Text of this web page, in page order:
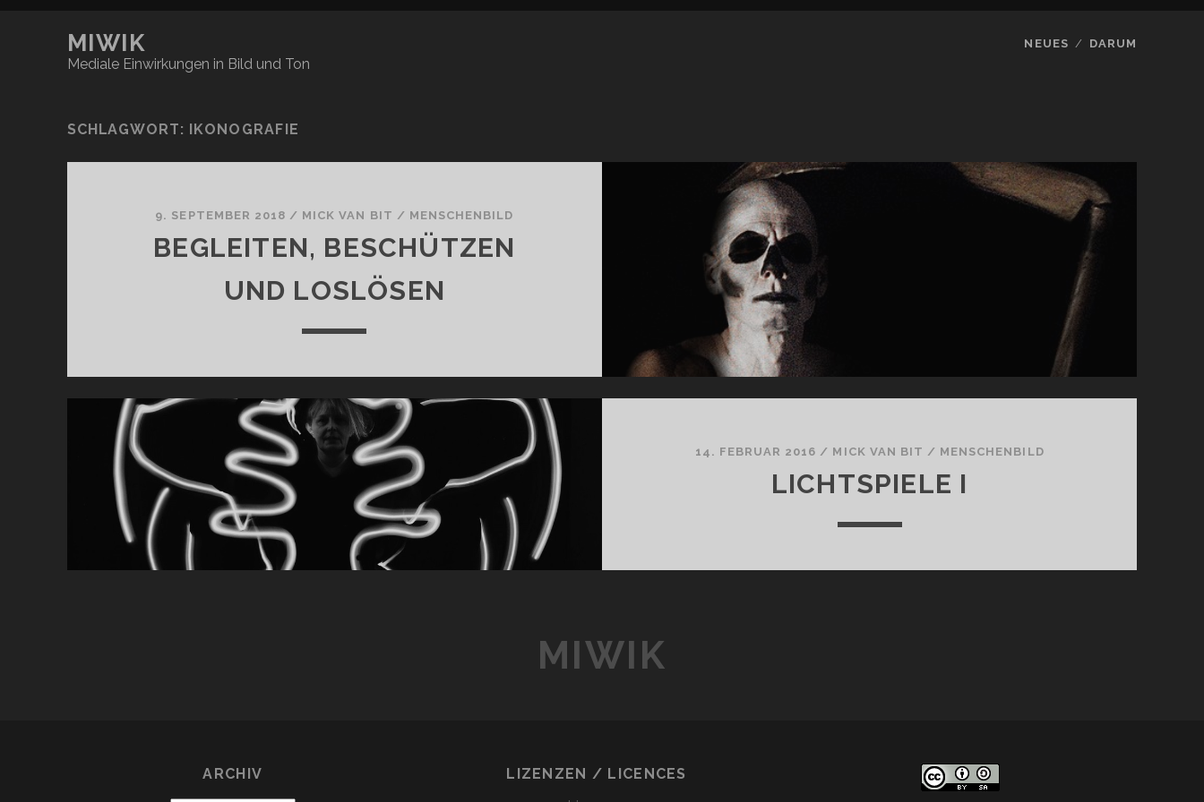
MIWIK
Mediale Einwirkungen in Bild und Ton
NEUES DARUM
SCHLAGWORT: IKONOGRAFIE
9. SEPTEMBER 2018 / MICK VAN BIT / MENSCHENBILD
BEGLEITEN, BESCHÜTZEN
UND LOSLÖSEN
14. FEBRUAR 2016 / MICK VAN BIT / MENSCHENBILD
LICHTSPIELE I
MIWIK
ARCHIV
LIZENZEN / LICENCES